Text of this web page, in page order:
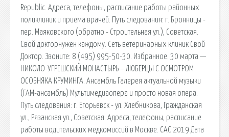
Republic. Адреса, телефоны, расписание работы районных
поликлиник и приема врачей. Путь следования: г. Бронницы -
пер. Маяковского (обратно - Строительная ул.), Советская.
Свой докторнужен каждому. Сеть ветеринарных клиник Свой
Доктор. Звоните: 8 (495) 995-50-30. Избранное. 30 марта —
НИКОЛО-УГРЕШСКИЙ МОНАСТЫРЬ – ЛЮБЕРЦЫ С ОСМОТРОМ
ОСОБНЯКА КРУМИНГА. Ансамбль Галерея актуальной музыки
(ГАМ-ансамбль) Мультимедиаопера и просто новая опера.
Путь следования: г. Егорьевск - ул. Хлебникова, Гражданская
ул., Рязанская ул., Советская. Адреса, телефоны, расписание
работы водительских медкомиссий в Москве. САС 2019 Дата